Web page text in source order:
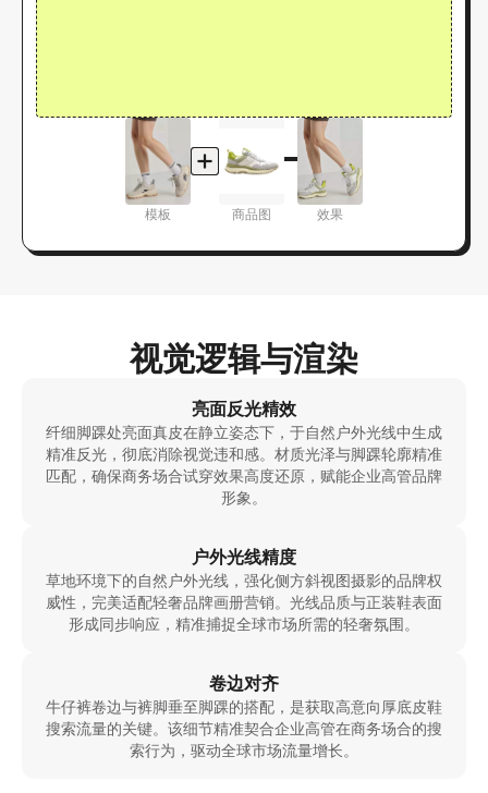
模板 商品图 效果
视觉逻辑与渲染
亮面反光精效
纤细脚踝处亮面真皮在静立姿态下，于自然户外光线中生成
精准反光，彻底消除视觉违和感。材质光泽与脚踝轮廓精准
匹配，确保商务场合试穿效果高度还原，赋能企业高管品牌
形象。
户外光线精度
草地环境下的自然户外光线，强化侧方斜视图摄影的品牌权
威性，完美适配轻奢品牌画册营销。光线品质与正装鞋表面
形成同步响应，精准捕捉全球市场所需的轻奢氛围。
卷边对齐
牛仔裤卷边与裤脚垂至脚踝的搭配，是获取高意向厚底皮鞋
搜索流量的关键。该细节精准契合企业高管在商务场合的搜
索行为，驱动全球市场流量增长。